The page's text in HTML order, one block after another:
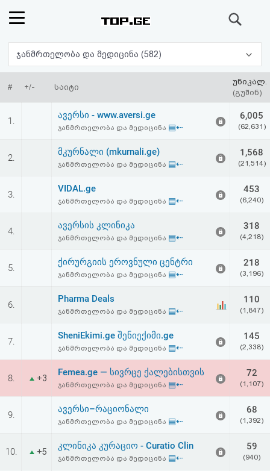
რეიტინგი
(მთავარი)
ფოსტა
ავტორიზაცია
რეგისტრაცია
პაროლის
აღდგენა
შეთანხმება
უარყოფა
ჯანმრთელობა და მედიცინა (582)
# +/- საიტი
უნიკალ.
(გუშინ)
1.
ავერსი - www.aversi.ge
ჯანმრთელობა და მედიცინა ▤⇠
6,005
(62,631)
2.
მკურნალი (mkurnali.ge)
ჯანმრთელობა და მედიცინა ▤⇠
1,568
(21,514)
3.
VIDAL.ge
ჯანმრთელობა და მედიცინა ▤⇠
453
(6,240)
4.
ავერსის კლინიკა
ჯანმრთელობა და მედიცინა ▤⇠
318
(4,218)
5.
ქირურგიის ეროვნული ცენტრი
ჯანმრთელობა და მედიცინა ▤⇠
218
(3,196)
6.
Pharma Deals
ჯანმრთელობა და მედიცინა ▤⇠
110
(1,847)
7.
SheniEkimi.ge შენიექიმი.ge
ჯანმრთელობა და მედიცინა ▤⇠
145
(2,338)
8. +3
Femea.ge — სივრცე ქალებისთვის
ჯანმრთელობა და მედიცინა ▤⇠
72
(1,107)
9.
ავერსი–რაციონალი
ჯანმრთელობა და მედიცინა ▤⇠
68
(1,392)
10. +5
კლინიკა კურაციო - Curatio Clin
ჯანმრთელობა და მედიცინა ▤⇠
59
(940)